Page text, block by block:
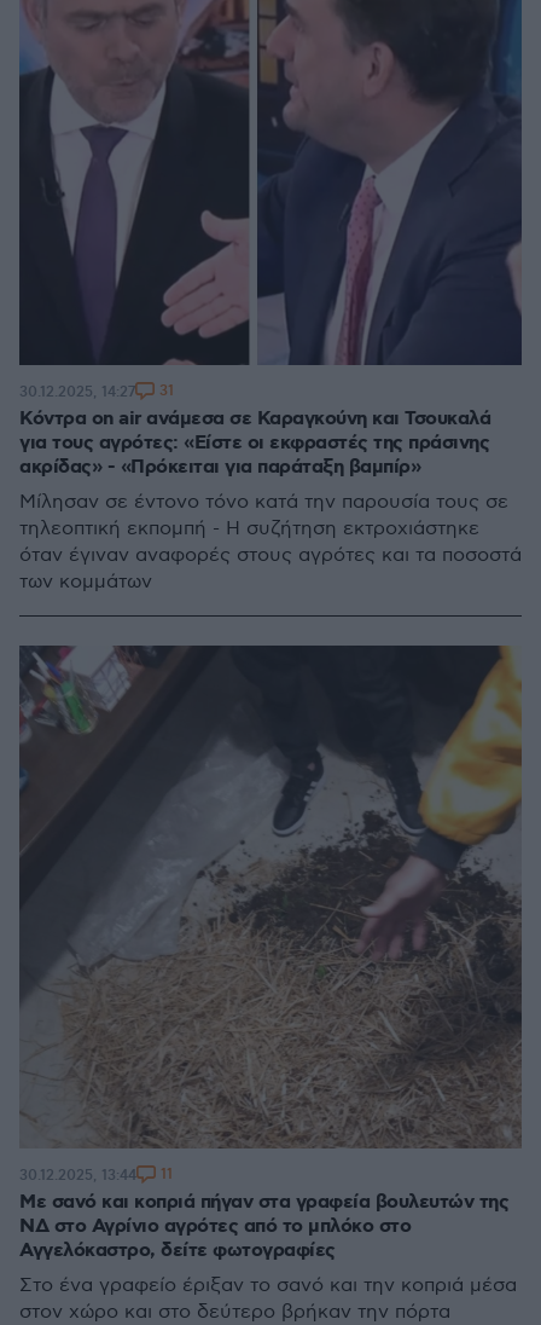
Κόντρα on air ανάμεσα σε Καραγκούνη και Τσουκαλά
για τους αγρότες: «Είστε οι εκφραστές της πράσινης
ακρίδας» - «Πρόκειται για παράταξη βαμπίρ»
Μίλησαν σε έντονο τόνο κατά την παρουσία τους σε
τηλεοπτική εκπομπή - Η συζήτηση εκτροχιάστηκε
όταν έγιναν αναφορές στους αγρότες και τα ποσοστά
των κομμάτων
30.12.2025, 14:27 31
Με σανό και κοπριά πήγαν στα γραφεία βουλευτών της
ΝΔ στο Αγρίνιο αγρότες από το μπλόκο στο
Αγγελόκαστρο, δείτε φωτογραφίες
Στο ένα γραφείο έριξαν το σανό και την κοπριά μέσα
στον χώρο και στο δεύτερο βρήκαν την πόρτα
30.12.2025, 13:44 11